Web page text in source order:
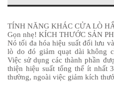
TÍNH NĂNG KHÁC CỬA LÒ
Gọn nhẹ! KÍCH THƯỚC SẢN
Nó tối đa hóa hiệu suất đối lưu
lò do đó giảm quạt dài không
Việc sử dụng các thành phần
thiện hiệu suất tổng thể ít nhất
thường, ngoài việc giảm kích